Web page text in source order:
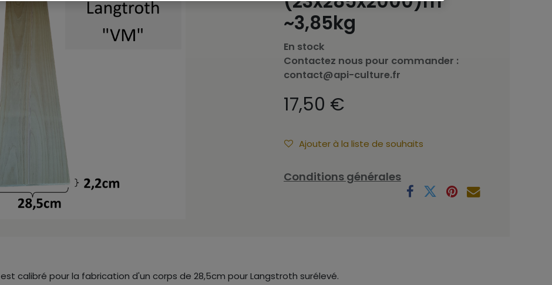
~3,85kg
En stock
Contactez nous pour commander :
contact@api-culture.fr
17,50 €
Ajouter à la liste de souhaits
Conditions générales
est calibré pour la fabrication d'un corps de 28,5cm pour Langstroth surélevé.